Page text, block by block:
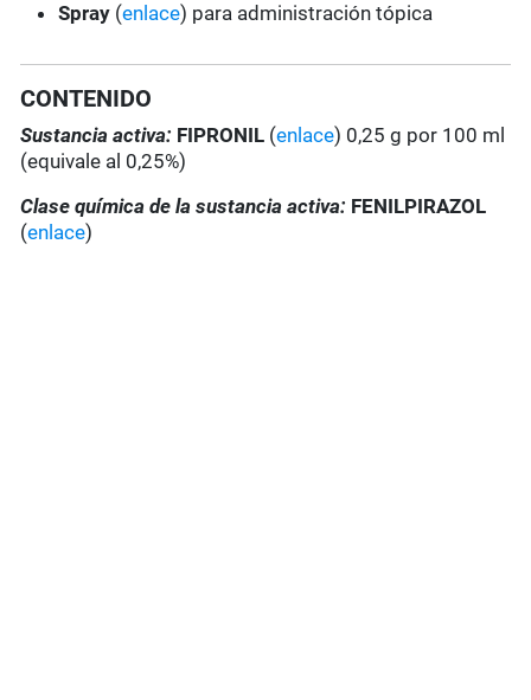
Spray (enlace) para administración tópica
CONTENIDO
Sustancia activa: FIPRONIL (enlace) 0,25 g por 100 ml
(equivale al 0,25%)
Clase química de la sustancia activa: FENILPIRAZOL
(enlace)